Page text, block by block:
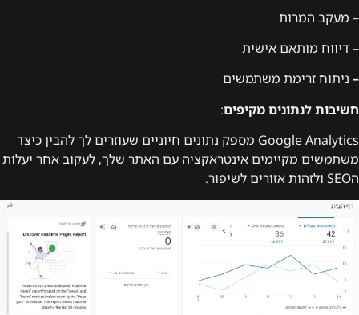
– מעקב המרות
– דיווח מותאם אישית
– ניתוח זרימת משתמשים
חשיבות לנתונים מקיפים:
Google Analytics מספק נתונים חיוניים שעוזרים לך להבין כיצד
משתמשים מקיימים אינטראקציה עם האתר שלך, לעקוב אחר יעלות
הSEO ולזהות אזורים לשיפור.